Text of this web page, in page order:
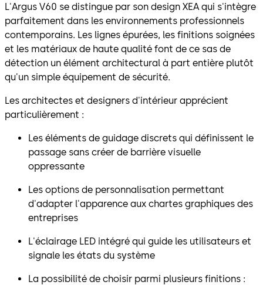
L'Argus V60 se distingue par son design XEA qui s'intègre
parfaitement dans les environnements professionnels
contemporains. Les lignes épurées, les finitions soignées
et les matériaux de haute qualité font de ce sas de
détection un élément architectural à part entière plutôt
qu'un simple équipement de sécurité.
Les architectes et designers d'intérieur apprécient
particulièrement :
Les éléments de guidage discrets qui définissent le
passage sans créer de barrière visuelle
oppressante
Les options de personnalisation permettant
d'adapter l'apparence aux chartes graphiques des
entreprises
L'éclairage LED intégré qui guide les utilisateurs et
signale les états du système
La possibilité de choisir parmi plusieurs finitions :